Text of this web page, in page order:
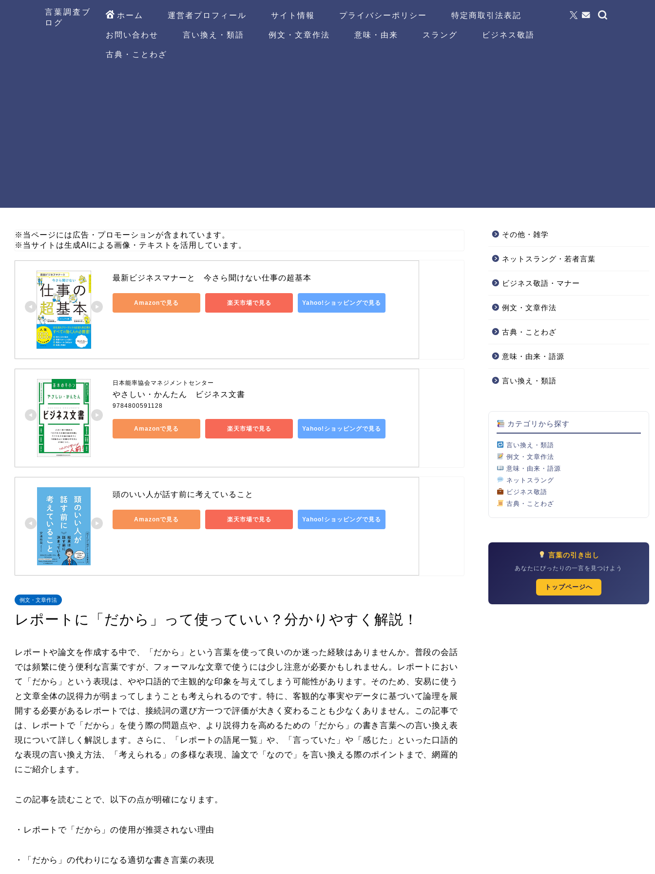
言葉調査ブ
ログ
ホーム 運営者プロフィール サイト情報 プライバシーポリシー
特定商取引法表記
お問い合わせ
言い換え・類語 例文・文章作法 意味・由来 スラング
ビジネス敬語
古典・ことわざ
※当ページには広告・プロモーションが含まれています。
※当サイトは生成AIによる画像・テキストを活用しています。
最新ビジネスマナーと　今さら聞けない仕事の超基本
Amazonで見る 楽天市場で見る Yahoo!ショッピングで見る
日本能率協会マネジメントセンター
やさしい・かんたん　ビジネス文書
9784800591128
Amazonで見る 楽天市場で見る Yahoo!ショッピングで見る
頭のいい人が話す前に考えていること
Amazonで見る 楽天市場で見る Yahoo!ショッピングで見る
例文・文章作法
レポートに「だから」って使っていい？分かりやすく解説！
レポートや論文を作成する中で、「だから」という言葉を使って良いのか迷った経験はありませんか。普段の会話
では頻繁に使う便利な言葉ですが、フォーマルな文章で使うには少し注意が必要かもしれません。レポートにおい
て「だから」という表現は、やや口語的で主観的な印象を与えてしまう可能性があります。そのため、安易に使う
と文章全体の説得力が弱まってしまうことも考えられるのです。特に、客観的な事実やデータに基づいて論理を展
開する必要があるレポートでは、接続詞の選び方一つで評価が大きく変わることも少なくありません。この記事で
は、レポートで「だから」を使う際の問題点や、より説得力を高めるための「だから」の書き言葉への言い換え表
現について詳しく解説します。さらに、「レポートの語尾一覧」や、「言っていた」や「感じた」といった口語的
な表現の言い換え方法、「考えられる」の多様な表現、論文で「なので」を言い換える際のポイントまで、網羅的
にご紹介します。
この記事を読むことで、以下の点が明確になります。
・レポートで「だから」の使用が推奨されない理由
・「だから」の代わりになる適切な書き言葉の表現
その他・雑学
ネットスラング・若者言葉
ビジネス敬語・マナー
例文・文章作法
古典・ことわざ
意味・由来・語源
言い換え・類語
カテゴリから探す
言い換え・類語
例文・文章作法
意味・由来・語源
ネットスラング
ビジネス敬語
古典・ことわざ
言葉の引き出し
あなたにぴったりの一言を見つけよう
トップページへ